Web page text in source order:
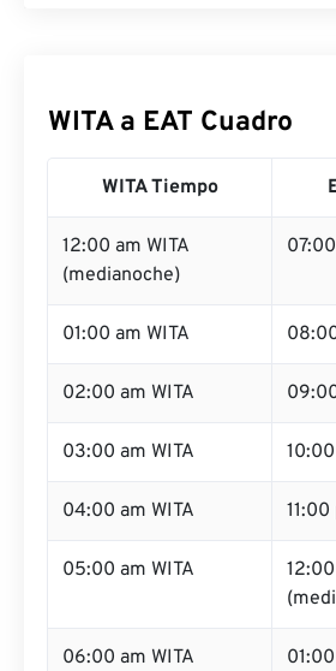
WITA a EAT Cuadro
WITA Tiempo
12:00 am WITA
(medianoche)
01:00 am WITA
02:00 am WITA
03:00 am WITA
04:00 am WITA
05:00 am WITA
06:00 am WITA